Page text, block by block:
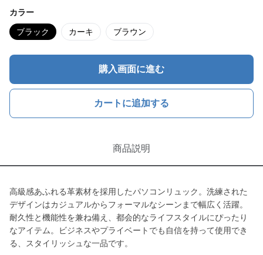
カラー
ブラック カーキ ブラウン
購入画面に進む
カートに追加する
商品説明
高級感あふれる革素材を採用したパソコンリュック。洗練された
デザインはカジュアルからフォーマルなシーンまで幅広く活躍。
耐久性と機能性を兼ね備え、都会的なライフスタイルにぴったり
なアイテム。ビジネスやプライベートでも自信を持って使用でき
る、スタイリッシュな一品です。